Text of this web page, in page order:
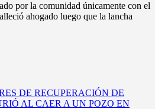
por la comunidad únicamente con el
ahogado luego que la lancha
DE RECUPERACIÓN DE
AL CAER A UN POZO EN